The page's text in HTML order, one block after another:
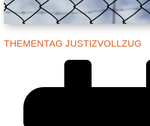
THEMENTAG JUSTIZVOLLZUG